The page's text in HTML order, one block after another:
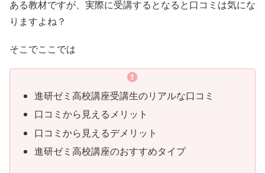
ある教材ですが、実際に受講するとなると口コミは気にな
りますよね？
そこでここでは
進研ゼミ高校講座受講生のリアルな口コミ
口コミから見えるメリット
口コミから見えるデメリット
進研ゼミ高校講座のおすすめタイプ